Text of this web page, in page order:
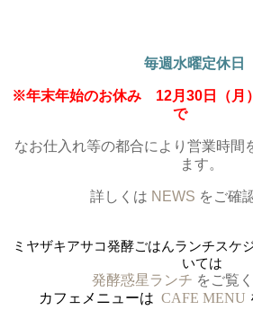
毎週水曜定休日
※年末年始のお休み 12月30日（月
で
なお仕入れ等の都合により営業時間
ます。
詳しくは NEWS をご確
ミヤザキアサコ発酵ごはんランチスケ
いては
発酵惑星ランチ をご覧
カフェメニューは CAFE MENU